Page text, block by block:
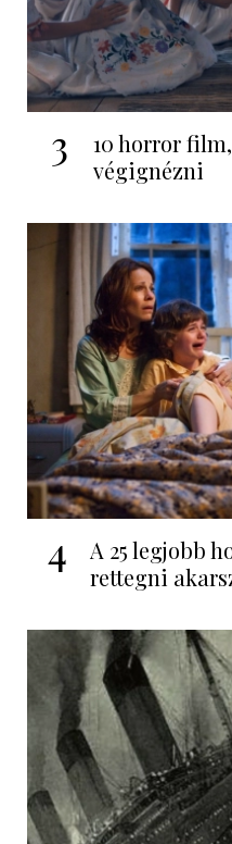
3
10 horror
végignézni
4
A 25 legjobb
rettegni